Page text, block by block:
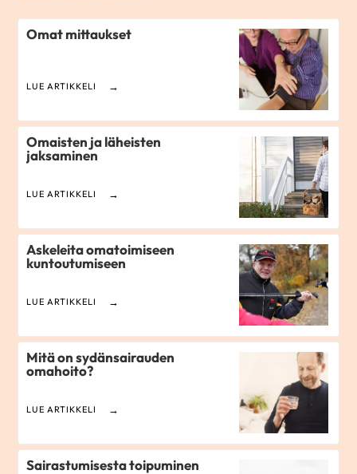
Omat mittaukset
LUE ARTIKKELI
Omaisten ja läheisten
jaksaminen
LUE ARTIKKELI
Askeleita omatoimiseen
kuntoutumiseen
LUE ARTIKKELI
Mitä on sydänsairauden
omahoito?
LUE ARTIKKELI
Sairastumisesta toipuminen